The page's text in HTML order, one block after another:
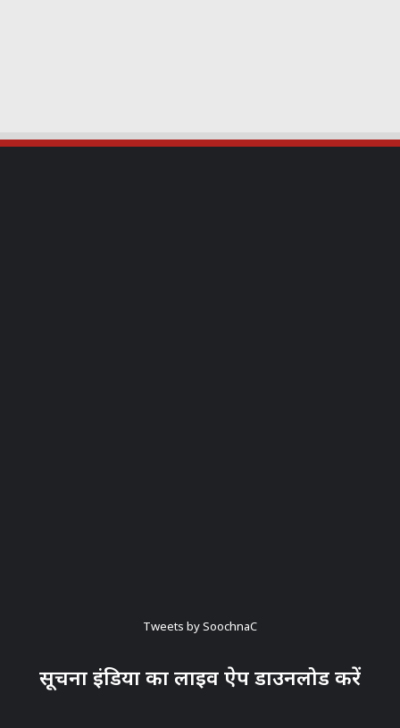
Tweets by SoochnaC
सूचना इंडिया का लाइव ऐप डाउनलोड करें